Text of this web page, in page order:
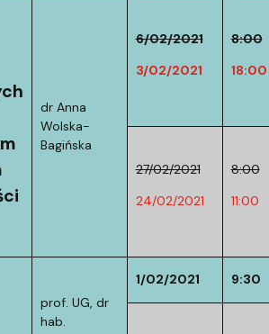
dr Anna
Wolska-
Bagińska
6/02/2021
3/02/2021
8:00
18:00
27/02/2021
24/02/2021
8:00
11:00
prof. UG, dr
hab.
1/02/2021 9:30